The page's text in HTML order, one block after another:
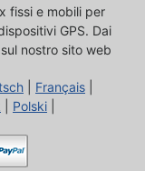
fissi e mobili per
GPS. Dai
nostro sito web
Français
Polski